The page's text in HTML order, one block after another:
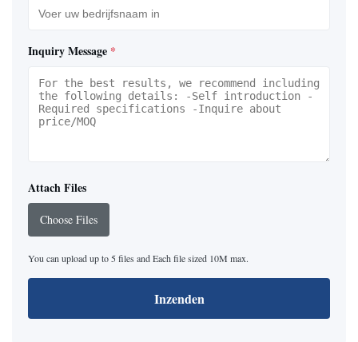
Inquiry Message *
Attach Files
Choose Files
You can upload up to 5 files and Each file sized 10M max.
Inzenden